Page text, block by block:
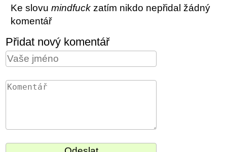
Ke slovumindfuck zatím nikdo nepřidal žádný
komentář
Přidat nový komentář